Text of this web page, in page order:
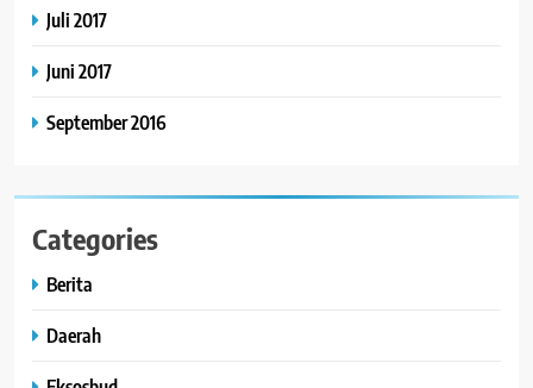
Juli 2017
Juni 2017
September 2016
Categories
Berita
Daerah